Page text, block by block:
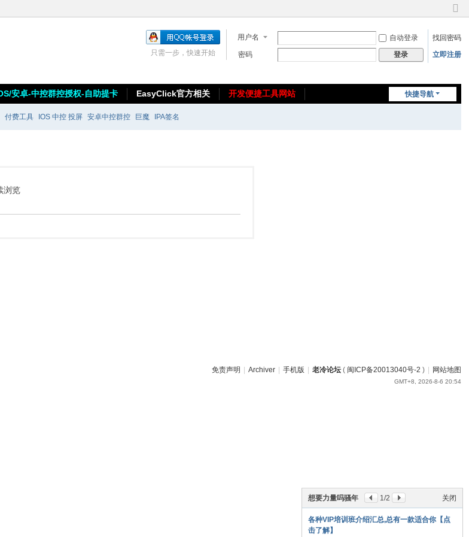
切
到
窄
用户名 自动登录
找回密码
密码
登录 立即注册
只需一步，快速开始
快捷导航
安卓-中控群控授权-自助提卡 EasyClick官方相关
开发便捷工具网站
付费工具 IOS 中控 投屏 安卓中控群控 巨魔 IPA签名
浏览
关闭
想要力量吗骚年 1/2
各种VIP培训班介绍汇总,总有一款适合你【点
击了解】
免责声明 Archiver 手机版 老冷论坛( 闽ICP备20013040号-2 ) 网站地图
GMT+8, 2026-8-6 20:54